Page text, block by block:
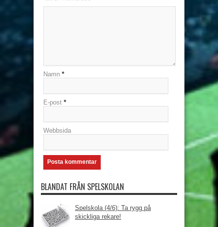
Namn *
E-post *
Webbsida
BLANDAT FRÅN SPELSKOLAN
Spelskola (4/6): Ta rygg på
skickliga rekare!